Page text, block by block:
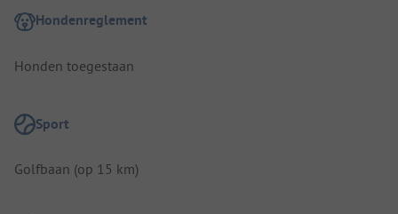
Hondenreglement
Honden toegestaan
Sport
Golfbaan (op 15 km)